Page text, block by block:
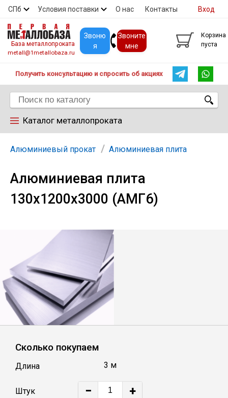
СПб Условия поставки О нас Контакты
Скидки Прайс Покупателям
Вход
База металлопроката
metall@1metallobaza.ru
Звоню
я
Звоните
мне
Корзина
пуста
Получить консультацию и спросить об акциях
Каталог металлопроката
Арматура
Труба профильная
Лист
Уголок
Балка
Алюминиевый прокат Алюминиевая плита
Алюминиевая плита
130х1200х3000 (АМГ6)
Сколько покупаем
Длина 3 м
Штук − +